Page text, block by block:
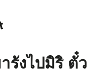
รังไปมิริ ตั๋ว